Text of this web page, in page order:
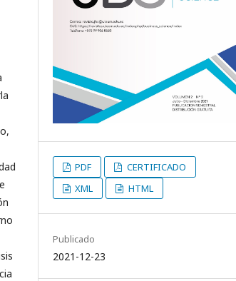
PDF
CERTIFICADO
XML
HTML
Publicado
2021-12-23